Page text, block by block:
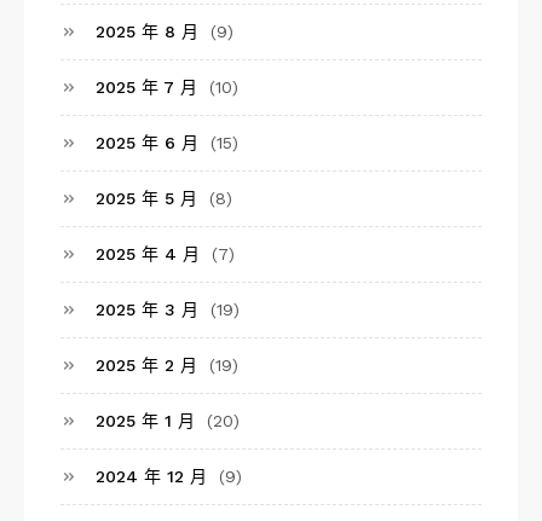
2025 年 8 月 (9)
2025 年 7 月 (10)
2025 年 6 月 (15)
2025 年 5 月 (8)
2025 年 4 月 (7)
2025 年 3 月 (19)
2025 年 2 月 (19)
2025 年 1 月 (20)
2024 年 12 月 (9)